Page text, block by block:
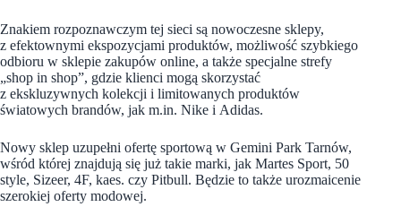
Znakiem rozpoznawczym tej sieci są nowoczesne sklepy,
z efektownymi ekspozycjami produktów, możliwość szybkiego
odbioru w sklepie zakupów online, a także specjalne strefy
„shop in shop”, gdzie klienci mogą skorzystać
z ekskluzywnych kolekcji i limitowanych produktów
światowych brandów, jak m.in. Nike i Adidas.
Nowy sklep uzupełni ofertę sportową w Gemini Park Tarnów,
wśród której znajdują się już takie marki, jak Martes Sport, 50
style, Sizeer, 4F, kaes. czy Pitbull. Będzie to także urozmaicenie
szerokiej oferty modowej.